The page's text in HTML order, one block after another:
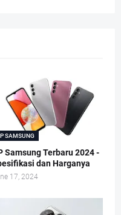
SAMSUNG
Samsung Terbaru 2024 -
dan Harganya
17, 2024